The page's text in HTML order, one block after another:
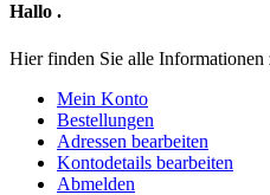
Hallo .
Hier finden Sie alle
Mein Konto
Bestellungen
Adressen bearbeiten
Kontodetails bearbeiten
Abmelden